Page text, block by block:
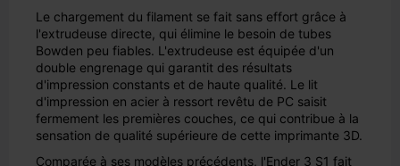
Le chargement du filament se fait sans effort grâce à
l'extrudeuse directe, qui élimine le besoin de tubes
Bowden peu fiables. L'extrudeuse est équipée d'un
double engrenage qui garantit des résultats
d'impression constants et de haute qualité. Le lit
d'impression en acier à ressort revêtu de PC saisit
fermement les premières couches, ce qui contribue à la
sensation de qualité supérieure de cette imprimante 3D.
Comparée à ses modèles précédents, l'Ender 3 S1 fait